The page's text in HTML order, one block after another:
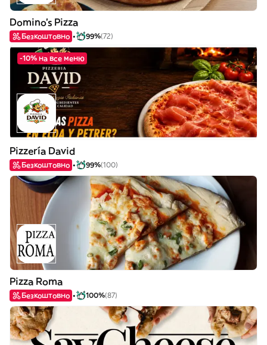
Domino's Pizza
Безкоштовно 99%(72)
-10% на все меню
Pizzería David
Безкоштовно 99%(100)
Pizza Roma
Безкоштовно 100%(87)